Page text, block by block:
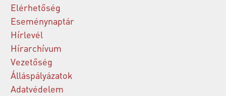
Elérhetőség
Eseménynaptár
Hírlevél
Hírarchívum
Vezetőség
Álláspályázatok
Adatvédelem